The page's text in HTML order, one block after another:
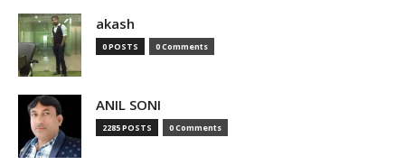
akash
0 POSTS 0 Comments
ANIL SONI
2285 POSTS 0 Comments